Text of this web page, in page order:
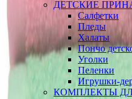
ДЕТСКИЕ
Салфетки
Пледы
Халаты
Пончо
Уголки
Пеленки
Игрушки-
КОМПЛЕКТЫ